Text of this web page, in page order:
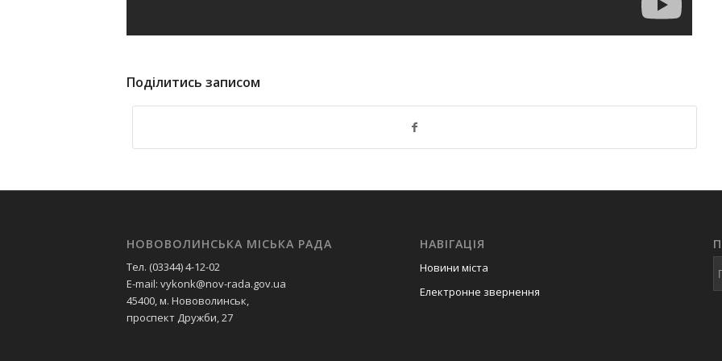
Поділитись записом
НОВОВОЛИНСЬКА МІСЬКА РАДА
Тел. (03344) 4-12-02
E-mail: vykonk@nov-rada.gov.ua
45400, м. Нововолинськ,
проспект Дружби, 27
НАВІГАЦІЯ
Новини міста
Електронне звернення